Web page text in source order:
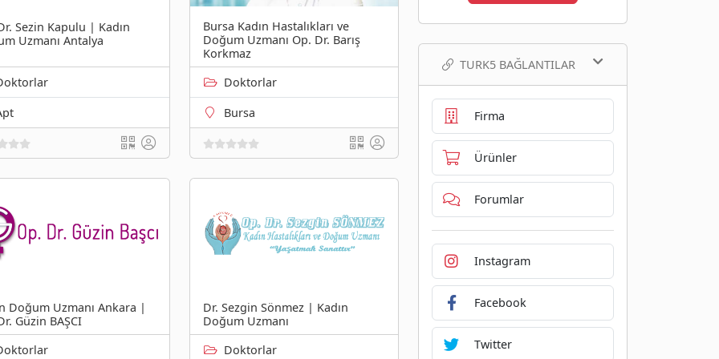
Sezin Kapulu | Kadın
Uzmanı Antalya
Bursa Kadın Hastalıkları ve
Doğum Uzmanı Op. Dr. Barış
Korkmaz
Doktorlar
Bursa
Doğum Uzmanı Ankara |
Güzin BAŞCI
Dr. Sezgin Sönmez | Kadın
Doğum Uzmanı
Doktorlar
TURK5 BAĞLANTILAR
Firma
Ürünler
Forumlar
Instagram
Facebook
Twitter